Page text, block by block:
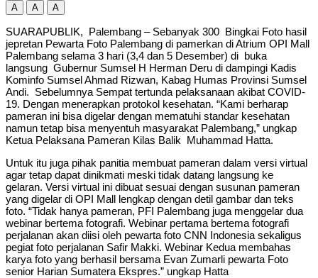
A A A
SUARAPUBLIK, Palembang – Sebanyak 300 Bingkai Foto hasil
jepretan Pewarta Foto Palembang di pamerkan di Atrium OPI Mall
Palembang selama 3 hari (3,4 dan 5 Desember) di buka
langsung Gubernur Sumsel H Herman Deru di dampingi Kadis
Kominfo Sumsel Ahmad Rizwan, Kabag Humas Provinsi Sumsel
Andi. Sebelumnya Sempat tertunda pelaksanaan akibat COVID-
19. Dengan menerapkan protokol kesehatan. “Kami berharap
pameran ini bisa digelar dengan mematuhi standar kesehatan
namun tetap bisa menyentuh masyarakat Palembang,” ungkap
Ketua Pelaksana Pameran Kilas Balik Muhammad Hatta.
Untuk itu juga pihak panitia membuat pameran dalam versi virtual
agar tetap dapat dinikmati meski tidak datang langsung ke
gelaran. Versi virtual ini dibuat sesuai dengan susunan pameran
yang digelar di OPI Mall lengkap dengan detil gambar dan teks
foto. “Tidak hanya pameran, PFI Palembang juga menggelar dua
webinar bertema fotografi. Webinar pertama bertema fotografi
perjalanan akan diisi oleh pewarta foto CNN Indonesia sekaligus
pegiat foto perjalanan Safir Makki. Webinar Kedua membahas
karya foto yang berhasil bersama Evan Zumarli pewarta Foto
senior Harian Sumatera Ekspres.” ungkap Hatta